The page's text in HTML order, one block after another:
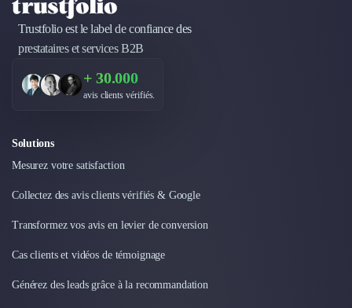
Trustfolio est le label de confiance des
prestataires et services B2B
+ 30.000
avis clients vérifiés.
Solutions
Mesurez votre satisfaction
Collectez des avis clients vérifiés & Google
Transformez vos avis en levier de conversion
Cas clients et vidéos de témoignage
Générez des leads grâce à la recommandation